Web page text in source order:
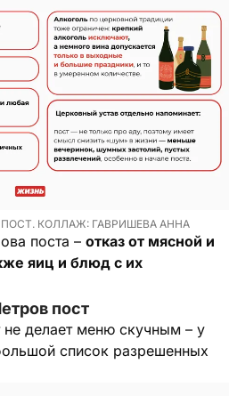
ПОСТ. КОЛЛАЖ: ГАВРИШЕВА АННА
поста – отказ от мясной и
яиц и блюд с их
пост
делает меню скучным – у
список разрешенных